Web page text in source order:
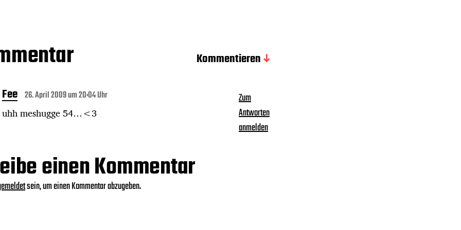
Kommentieren
Fee 26. April 2009 um 20:04 Uhr
uhh meshugge 54…<3
Zum
Antworten
anmelden
einen Kommentar
sein, um einen Kommentar abzugeben.